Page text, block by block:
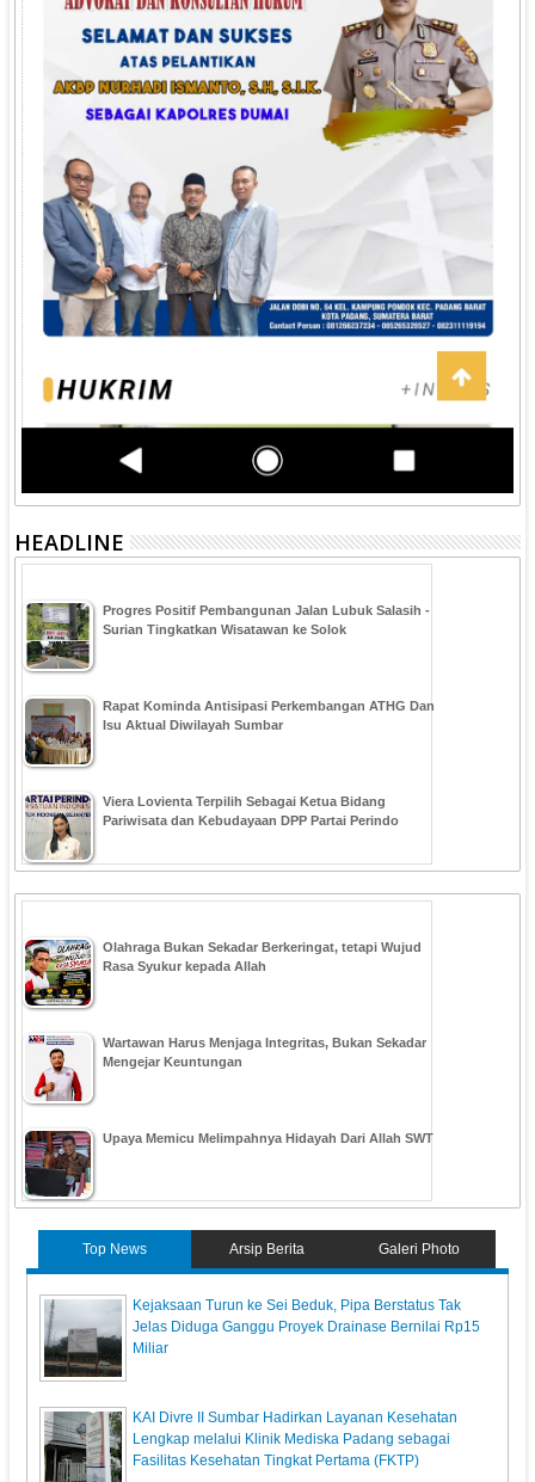
HEADLINE
Progres Positif Pembangunan Jalan Lubuk Salasih -
Surian Tingkatkan Wisatawan ke Solok
Rapat Kominda Antisipasi Perkembangan ATHG Dan
Isu Aktual Diwilayah Sumbar
Viera Lovienta Terpilih Sebagai Ketua Bidang
Pariwisata dan Kebudayaan DPP Partai Perindo
Olahraga Bukan Sekadar Berkeringat, tetapi Wujud
Rasa Syukur kepada Allah
Wartawan Harus Menjaga Integritas, Bukan Sekadar
Mengejar Keuntungan
Upaya Memicu Melimpahnya Hidayah Dari Allah SWT
Top News Arsip Berita Galeri Photo
Kejaksaan Turun ke Sei Beduk, Pipa Berstatus Tak
Jelas Diduga Ganggu Proyek Drainase Bernilai Rp15
Miliar
KAI Divre II Sumbar Hadirkan Layanan Kesehatan
Lengkap melalui Klinik Mediska Padang sebagai
Fasilitas Kesehatan Tingkat Pertama (FKTP)